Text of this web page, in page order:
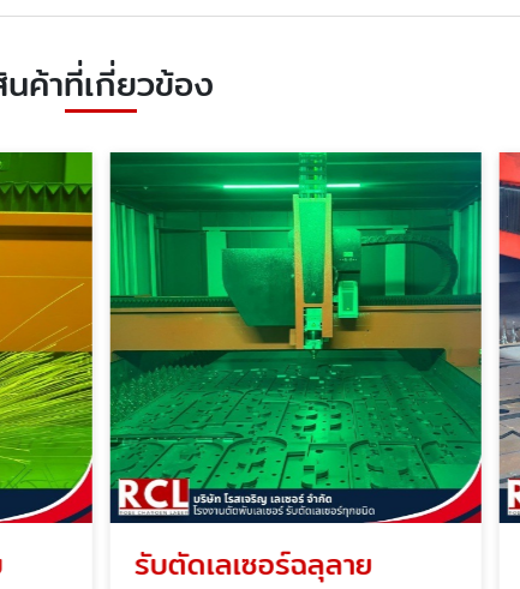
ค้าที่เกี่ยวข้อง
รับตัดเลเซอร์ฉลุลาย